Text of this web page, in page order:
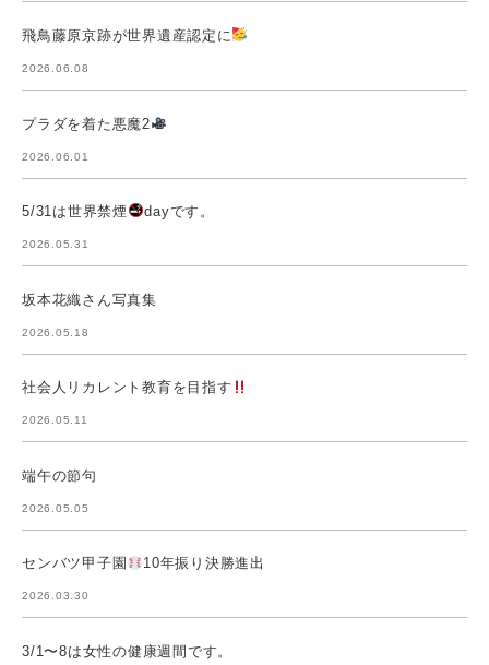
飛鳥藤原京跡が世界遺産認定に
2026.06.08
プラダを着た悪魔2
2026.06.01
5/31は世界禁煙 dayです。
2026.05.31
坂本花織さん写真集
2026.05.18
社会人リカレント教育を目指す
2026.05.11
端午の節句
2026.05.05
センバツ甲子園 10年振り決勝進出
2026.03.30
3/1〜8は女性の健康週間です。